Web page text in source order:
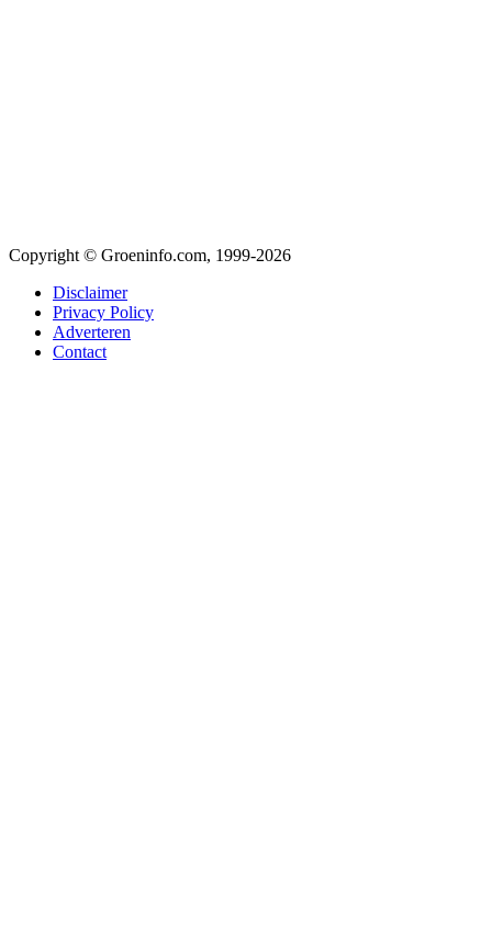
Copyright © Groeninfo.com, 1999-2026
Disclaimer
Privacy Policy
Adverteren
Contact